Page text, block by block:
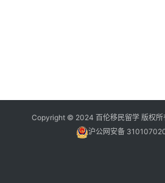
Copyright © 2024 百伦移民留学 版权所
沪公网安备